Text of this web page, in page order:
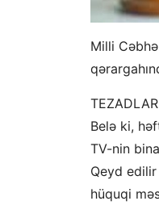
Milli
Belə ki,
TV-nin
Qeyd
hüquqi